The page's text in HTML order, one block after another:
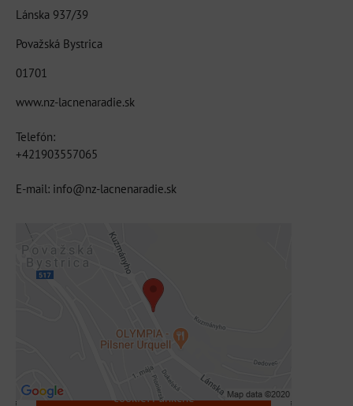
Lánska 937/39
Považská Bystrica
01701
www.nz-lacnenaradie.sk
Telefón:
+421903557065
E-mail: info@nz-lacnenaradie.sk
Externý obsah je blokovaný Voľbami
súkromia
Prajete si načítať externý obsah?
Povoliť tentokrát
Povoliť a zapamätať - súhlas s druhom
cookie: Funkčné